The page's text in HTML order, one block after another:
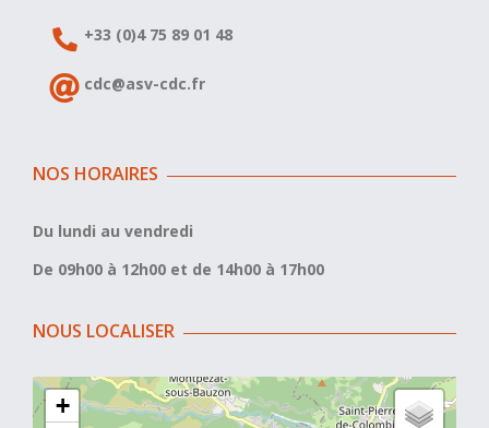
+33 (0)4 75 89 01 48
cdc@asv-cdc.fr
NOS HORAIRES
Du lundi au vendredi
De 09h00 à 12h00 et de 14h00 à 17h00
NOUS LOCALISER
+